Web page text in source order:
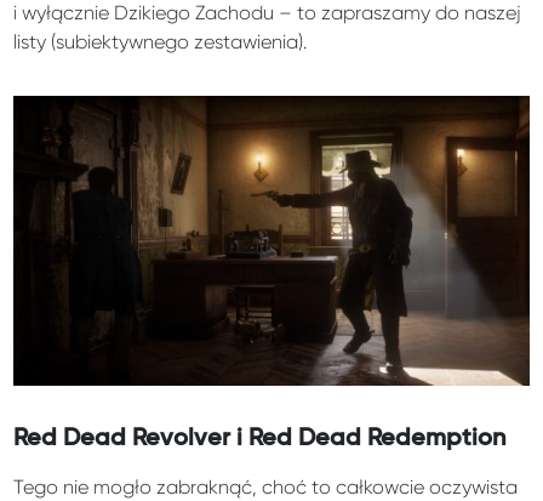
i wyłącznie Dzikiego Zachodu – to zapraszamy do naszej
listy (subiektywnego zestawienia).
Red Dead Revolver i Red Dead Redemption
Tego nie mogło zabraknąć, choć to całkowcie oczywista